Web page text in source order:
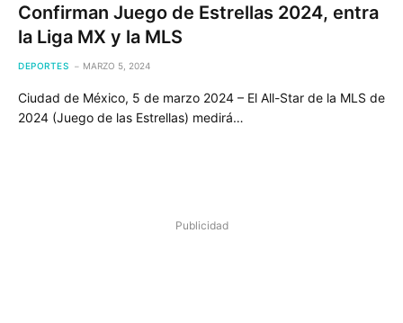
Confirman Juego de Estrellas 2024, entra
la Liga MX y la MLS
DEPORTES MARZO 5, 2024
Ciudad de México, 5 de marzo 2024 – El All-Star de la MLS de
2024 (Juego de las Estrellas) medirá…
Publicidad